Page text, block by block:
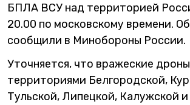
БПЛА ВСУ над территорией
20.00 по московскому времени.
сообщили в Минобороны России.
Уточняется, что вражеские
территориями Белгородской,
Тульской, Липецкой, Калужской